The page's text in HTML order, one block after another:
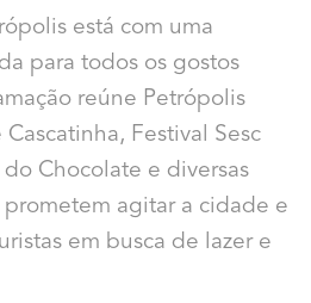
está com uma
para todos os gostos
reúne Petrópolis
Festival Sesc
Chocolate e diversas
prometem agitar a cidade e
em busca de lazer e